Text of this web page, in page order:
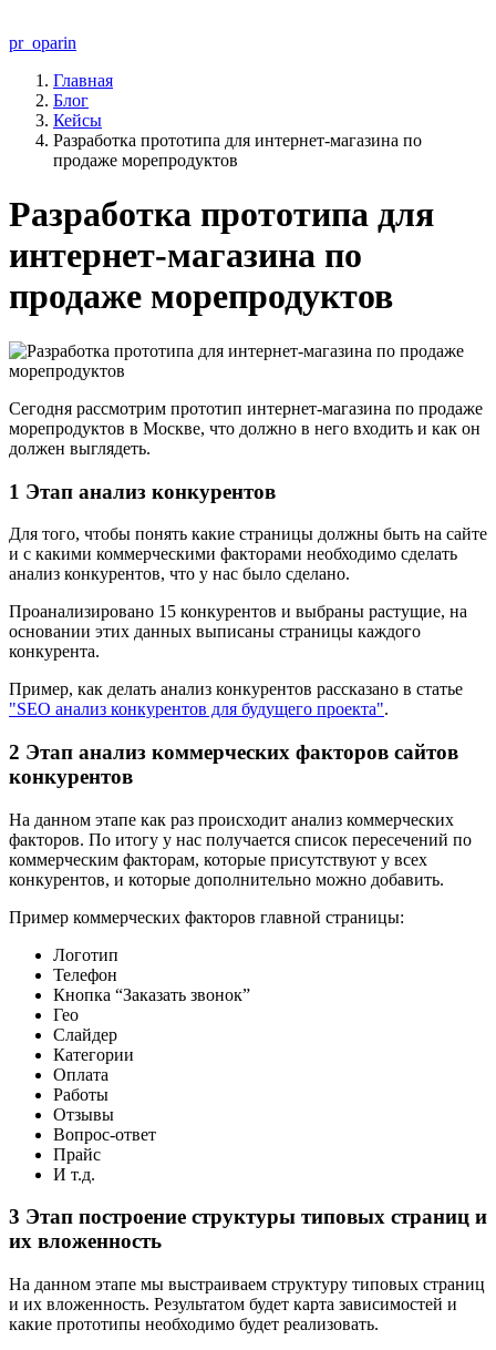
pr_oparin
Главная
Блог
Кейсы
Разработка прототипа для интернет-магазина по
продаже морепродуктов
Разработка прототипа для
интернет-магазина по
продаже морепродуктов
Сегодня рассмотрим прототип интернет-магазина по продаже
морепродуктов в Москве, что должно в него входить и как он
должен выглядеть.
1 Этап анализ конкурентов
Для того, чтобы понять какие страницы должны быть на сайте
и с какими коммерческими факторами необходимо сделать
анализ конкурентов, что у нас было сделано.
Проанализировано 15 конкурентов и выбраны растущие, на
основании этих данных выписаны страницы каждого
конкурента.
Пример, как делать анализ конкурентов рассказано в статье
"SEO анализ конкурентов для будущего проекта".
2 Этап анализ коммерческих факторов сайтов
конкурентов
На данном этапе как раз происходит анализ коммерческих
факторов. По итогу у нас получается список пересечений по
коммерческим факторам, которые присутствуют у всех
конкурентов, и которые дополнительно можно добавить.
Пример коммерческих факторов главной страницы:
Логотип
Телефон
Кнопка “Заказать звонок”
Гео
Слайдер
Категории
Оплата
Работы
Отзывы
Вопрос-ответ
Прайс
И т.д.
3 Этап построение структуры типовых страниц и
их вложенность
На данном этапе мы выстраиваем структуру типовых страниц
и их вложенность. Результатом будет карта зависимостей и
какие прототипы необходимо будет реализовать.